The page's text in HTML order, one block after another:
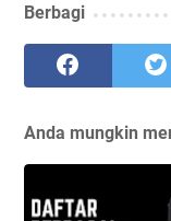
Berbagi
Anda mungkin